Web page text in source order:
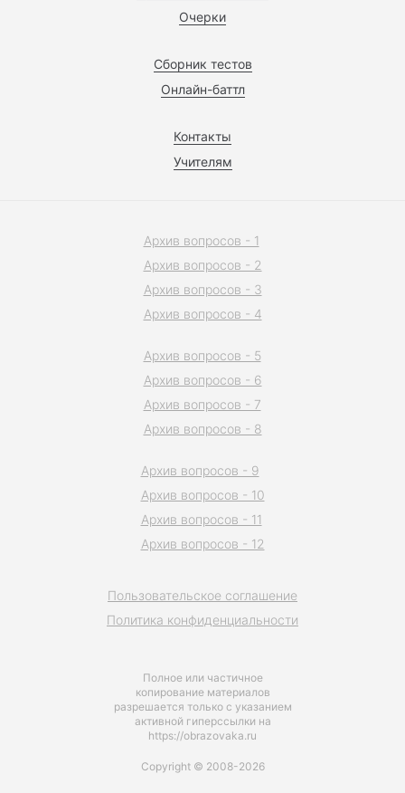
Очерки
Сборник тестов
Онлайн-баттл
Контакты
Учителям
Полное или частичное
копирование материалов
разрешается только с указанием
активной гиперссылки на
https://obrazovaka.ru
Пользовательское соглашение
Политика конфиденциальности
Архив вопросов - 1
Архив вопросов - 2
Архив вопросов - 3
Архив вопросов - 4
Архив вопросов - 5
Архив вопросов - 6
Архив вопросов - 7
Архив вопросов - 8
Архив вопросов - 9
Архив вопросов - 10
Архив вопросов - 11
Архив вопросов - 12
Copyright © 2008-2026